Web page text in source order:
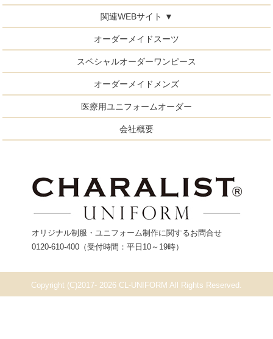
関連WEBサイト ▼
オーダーメイドスーツ
スペシャルオーダーワンピース
オーダーメイドメンズ
医療用ユニフォームオーダー
会社概要
オリジナル制服・ユニフォーム制作に関するお問合せ
0120-610-400（受付時間：平日10～19時）
Copyright (C)2017- 2026 CL-UNIFORM All Rights Reserved.